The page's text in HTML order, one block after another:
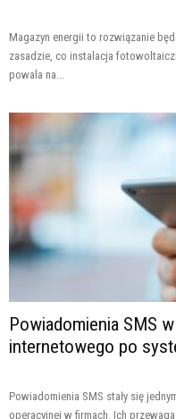
Magazyn energii to rozwiązanie
zasadzie, co instalacja
powala na...
Powiadomienia SMS
internetowego po
Powiadomienia SMS stały się
operacyjnej w firmach. Ich